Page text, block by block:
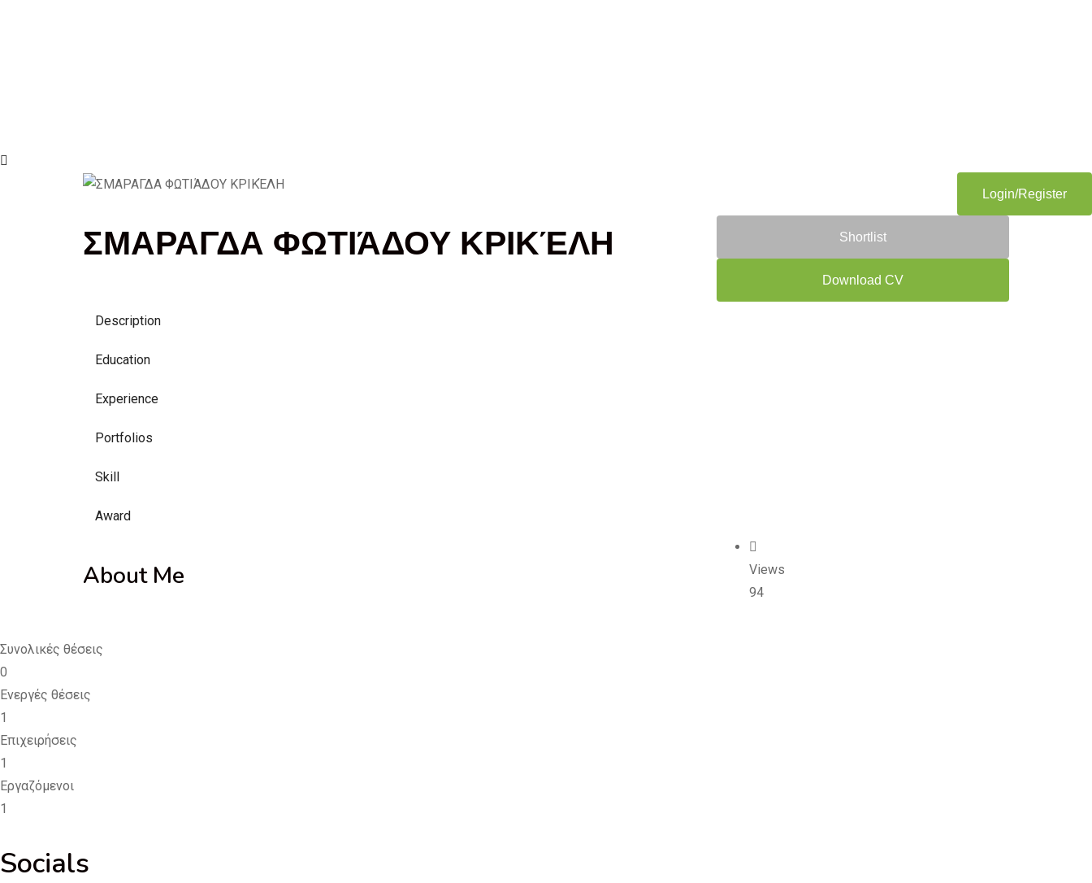
Login/Register
ΣΜΑΡΑΓΔΑ ΦΩΤΙΆΔΟΥ ΚΡΙΚΈΛΗ Shortlist
Download CV
Description
Education
Experience
Portfolios
Skill
Award
About Me
Views
94
Συνολικές θέσεις
0
Ενεργές θέσεις
1
Επιχειρήσεις
1
Εργαζόμενοι
1
Socials